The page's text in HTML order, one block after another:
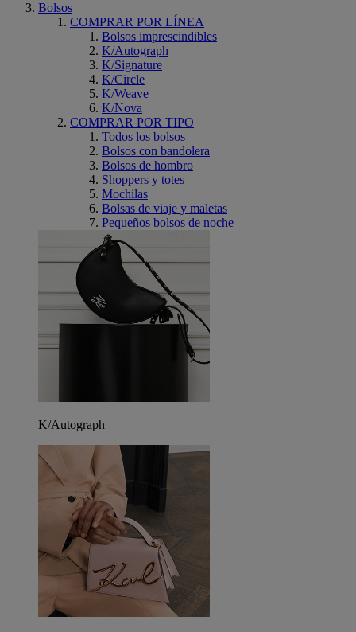
Bolsos
COMPRAR POR LÍNEA
Bolsos imprescindibles
K/Autograph
K/Signature
K/Circle
K/Weave
K/Nova
COMPRAR POR TIPO
Todos los bolsos
Bolsos con bandolera
Bolsos de hombro
Shoppers y totes
Mochilas
Bolsas de viaje y maletas
Pequeños bolsos de noche
K/Autograph